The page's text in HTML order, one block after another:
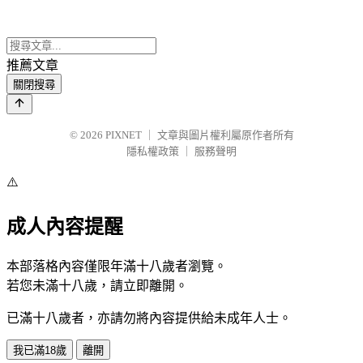
推薦文章
關閉搜尋
© 2026 PIXNET
文章與圖片權利屬原作者所有
隱私權政策
服務聲明
⚠️
成人內容提醒
本部落格內容僅限年滿十八歲者瀏覽。
若您未滿十八歲，請立即離開。
已滿十八歲者，亦請勿將內容提供給未成年人士。
我已滿18歲 離開